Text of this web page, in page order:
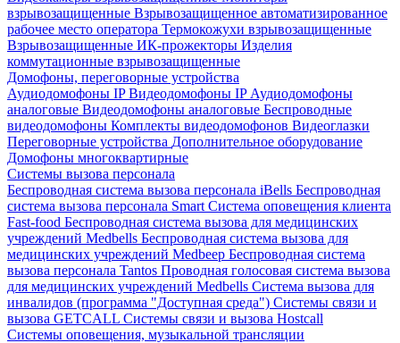
взрывозащищенные Взрывозащищенное автоматизированное
рабочее место оператора Термокожухи взрывозащищенные
Взрывозащищенные ИК-прожекторы Изделия
коммутационные взрывозащищенные
Домофоны, переговорные устройства
Аудиодомофоны IPВидеодомофоны IP Аудиодомофоны
аналоговые Видеодомофоны аналоговые Беспроводные
видеодомофоны Комплекты видеодомофонов Видеоглазки
Переговорные устройства Дополнительное оборудование
Домофоны многоквартирные
Системы вызова персонала
Беспроводная система вызова персонала iBells Беспроводная
система вызова персонала Smart Система оповещения клиента
Fast-food Беспроводная система вызова для медицинских
учреждений Medbells Беспроводная система вызова для
медицинских учреждений Medbeep Беспроводная система
вызова персонала Tantos Проводная голосовая система вызова
для медицинских учреждений Medbells Система вызова для
инвалидов (программа "Доступная среда") Системы связи и
вызова GETCALL Системы связи и вызова Hostcall
Системы оповещения, музыкальной трансляции